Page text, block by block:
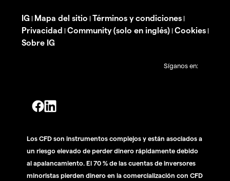
IG | Mapa del sitio | Términos y condiciones |
Privacidad | Community (solo en inglés) | Cookies |
Sobre IG
Síganos en:
Los CFD son instrumentos complejos y están asociados a
un riesgo elevado de perder dinero rápidamente debido
al apalancamiento. El 70 % de las cuentas de inversores
minoristas pierden dinero en la comercialización con CFD